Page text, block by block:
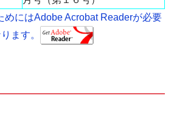
めにはAdobe Acrobat Readerが必要
ます。